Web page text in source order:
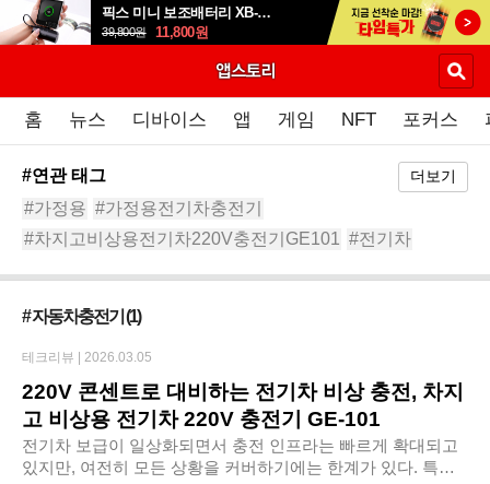
픽스 미니 보조배터리 XB-504
39,800원 11,800원
홈 뉴스 디바이스 앱 게임 NFT 포커스
#연관 태그 더보기
#가정용 #가정용전기차충전기
#차지고비상용전기차220V충전기GE101 #전기차
# 자동차충전기 (1)
220V 콘센트로 대비하는 전기차 비상 충전, 차지
고 비상용 전기차 220V 충전기 GE-101
전기차 보급이 일상화되면서 충전 인프라는 빠르게 확대되고
있지만, 여전히 모든 상황을 커버하기에는 한계가 있다. 특히
테크리뷰 | 2026.03.05